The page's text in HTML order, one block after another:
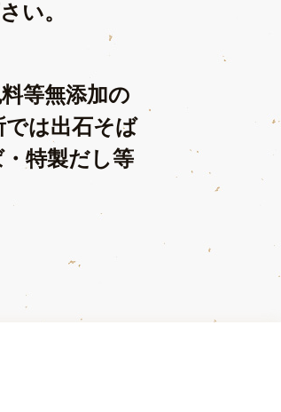
い。
等無添加の
では出石そば
特製だし等